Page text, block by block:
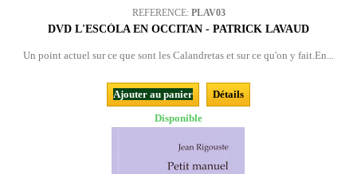
REFERENCE: PLAV03
DVD L'ESCÒLA EN OCCITAN - PATRICK LAVAUD
Un point actuel sur ce que sont les Calandretas et sur ce qu'on y fait.En...
Ajouter au panier
Détails
Disponible